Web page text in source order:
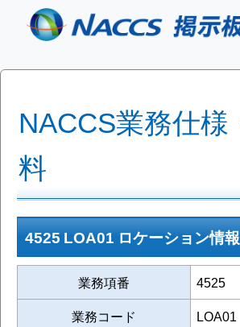
NACCS業務仕様
料
4525 LOA01 ロケーション情
業務項番
4525
業務コード
LOA01